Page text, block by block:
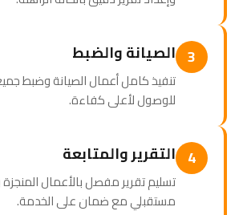
3 الصيانة والضبط
تنفيذ كامل أعمال الصيانة وضبط
للوصول لأعلى كفاءة.
4 التقرير والمتابعة
تسليم تقرير مفصل بالأعمال
مستقبلي مع ضمان على الخدمة.